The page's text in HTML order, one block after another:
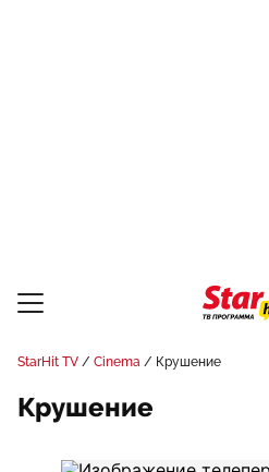
StarHit TV Cinema Крушение
Крушение